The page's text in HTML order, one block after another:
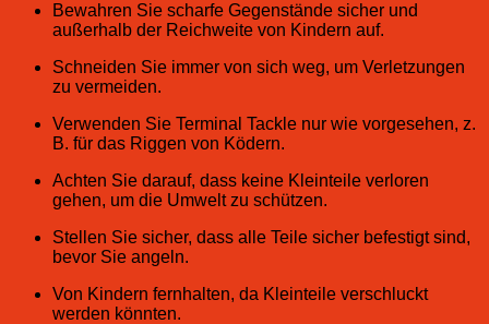
Bewahren Sie scharfe Gegenstände sicher und
außerhalb der Reichweite von Kindern auf.
Schneiden Sie immer von sich weg, um Verletzungen
zu vermeiden.
Verwenden Sie Terminal Tackle nur wie vorgesehen, z.
B. für das Riggen von Ködern.
Achten Sie darauf, dass keine Kleinteile verloren
gehen, um die Umwelt zu schützen.
Stellen Sie sicher, dass alle Teile sicher befestigt sind,
bevor Sie angeln.
Von Kindern fernhalten, da Kleinteile verschluckt
werden könnten.